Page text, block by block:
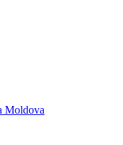
Moldova